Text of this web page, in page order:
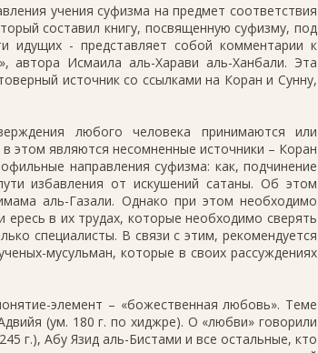
учения суфизма на предмет соответствия
составил книгу, посвященную суфизму, под
идущих - представляет собой комментарии к
автора Исмаила аль-Харави аль-Ханбали. Эта
источник со ссылками на Коран и Сунну,
любого человека принимаются или
этом являются несомненные источники – Коран
направления суфизма: как, подчинение
избавления от искушений сатаны. Об этом
аль-Газали. Однако при этом необходимо
в их трудах, которые необходимо сверять
специалисты. В связи с этим, рекомендуется
мусульман, которые в своих рассуждениях
элемент – «божественная любовь». Теме
(ум. 180 г. по хиджре). О «любви» говорили
г.), Абу Язид аль-Бистами и все остальные, кто